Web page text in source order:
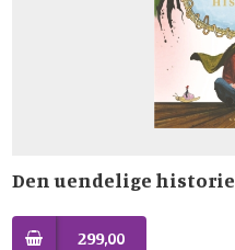
Den uendelige historie
299,00